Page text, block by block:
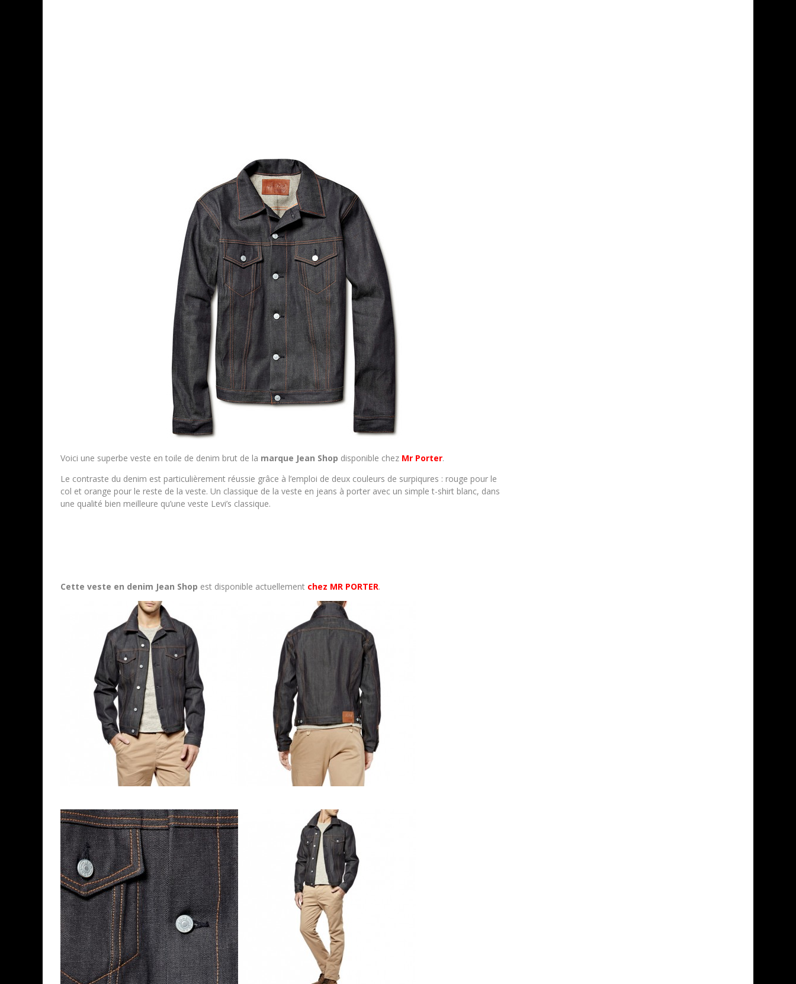
Voici une superbe veste en toile de denim brut de la marque Jean Shop disponible chez Mr Porter.
Le contraste du denim est particulièrement réussie grâce à l’emploi de deux couleurs de surpiqures : rouge pour le
col et orange pour le reste de la veste. Un classique de la veste en jeans à porter avec un simple t-shirt blanc, dans
une qualité bien meilleure qu’une veste Levi’s classique.
Cette veste en denim Jean Shop est disponible actuellement chez MR PORTER.